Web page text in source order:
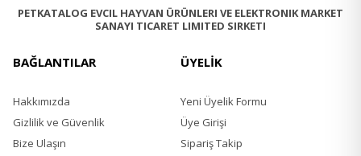
Optimum pH Dengesi ve Glikozaminoglikanlar
sağlıklı bir mesane sağlar.
olan özel mineraller, kedinizin nefesinin taze kalmasını
sağlar.
PETKATALOG EVCIL HAYVAN ÜRÜNLERI VE ELEKTRONIK MARKET
SANAYI TICARET LIMITED SIRKETI
BAĞLANTILAR
Hakkımızda
Gizlilik ve Güvenlik
Bize Ulaşın
ÜYELİK
Yeni Üyelik Formu
Üye Girişi
Sipariş Takip